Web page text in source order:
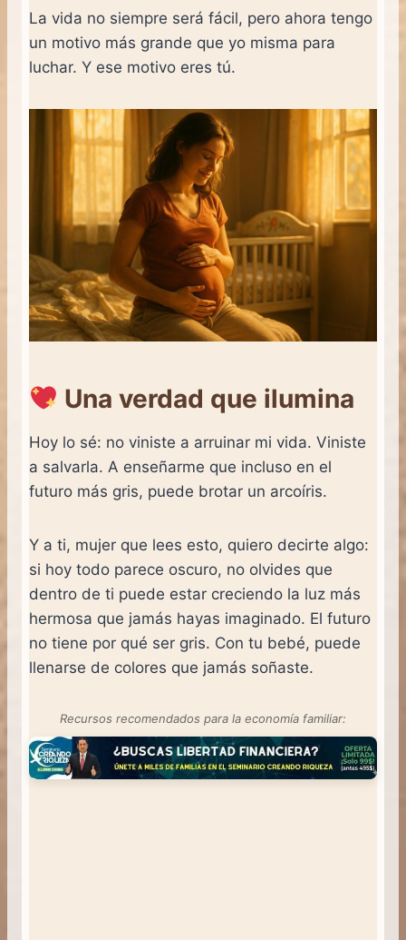
La vida no siempre será fácil, pero ahora tengo
un motivo más grande que yo misma para
luchar. Y ese motivo eres tú.
Una verdad que ilumina
Hoy lo sé: no viniste a arruinar mi vida. Viniste
a salvarla. A enseñarme que incluso en el
futuro más gris, puede brotar un arcoíris.
Y a ti, mujer que lees esto, quiero decirte algo:
si hoy todo parece oscuro, no olvides que
dentro de ti puede estar creciendo la luz más
hermosa que jamás hayas imaginado. El futuro
no tiene por qué ser gris. Con tu bebé, puede
llenarse de colores que jamás soñaste.
Recursos recomendados para la economía familiar: